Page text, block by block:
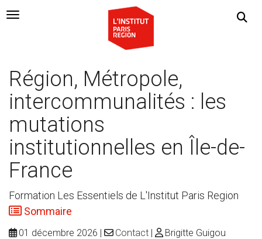
Navigation Toggle
Région, Métropole,
intercommunalités : les
mutations
institutionnelles en Île-de-
France
Formation Les Essentiels de L'Institut Paris Region
Sommaire
01 décembre 2026 Contact Brigitte Guigou